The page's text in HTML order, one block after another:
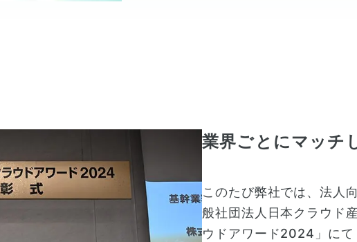
業界ごとにマッチ
このたび弊社では、法人
般社団法人日本クラウド
ウドアワード2024」に